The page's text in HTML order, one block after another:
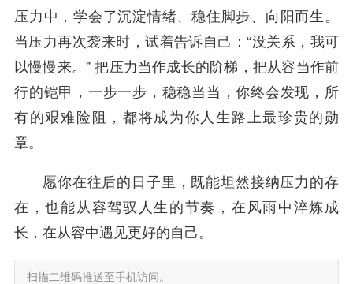
压力中，学会了沉淀情绪、稳住脚步、向阳而生。
当压力再次袭来时，试着告诉自己：“没关系，我可
以慢慢来。” 把压力当作成长的阶梯，把从容当作前
行的铠甲，一步一步，稳稳当当，你终会发现，所
有的艰难险阻，都将成为你人生路上最珍贵的勋
章。
愿你在往后的日子里，既能坦然接纳压力的存
在，也能从容驾驭人生的节奏，在风雨中淬炼成
长，在从容中遇见更好的自己。
扫描二维码推送至手机访问。